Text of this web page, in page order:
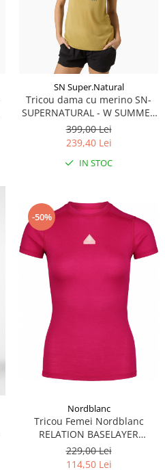
SN Super.Natural
Tricou dama cu merino SN-
SUPERNATURAL - W SUMMER
GONDOLA TEE -
Sahara/Various
399,00 Lei
239,40 Lei
IN STOC
-50%
Nordblanc
Tricou Femei Nordblanc
RELATION BASELAYER
MERINO air pink
229,00 Lei
114,50 Lei